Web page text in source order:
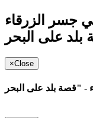
جسر الزرقاء
×Close